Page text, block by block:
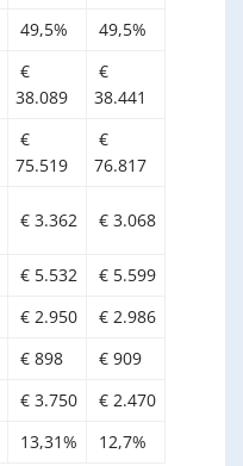
49,5% 49,5%
€
38.089
€
38.441
€
75.519
€
76.817
€ 3.362 € 3.068
€ 5.532
€ 5.599
€ 2.950
€ 2.986
€ 898
€ 909
€ 3.750
€ 2.470
13,31% 12,7%